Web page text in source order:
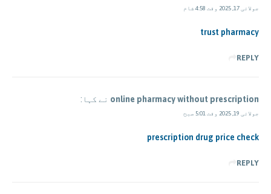
جولائی 17, 2025 وقت 4:58 شام
trust pharmacy
REPLY
online pharmacy without prescription نے کہا:
جولائی 19, 2025 وقت 5:01 صبح
prescription drug price check
REPLY